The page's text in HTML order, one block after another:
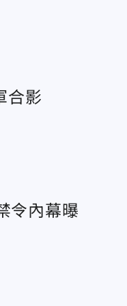
合影
米自研3奈米傳台積電代工 突破禁令內幕曝